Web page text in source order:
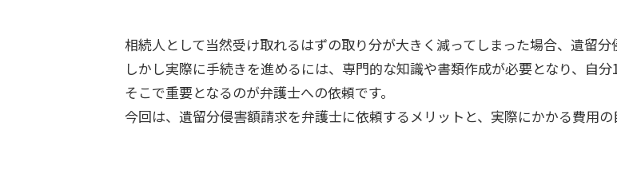
相続人として当然受け取れるはずの取り分が大きく減ってしまった場合、遺留分
しかし実際に手続きを進めるには、専門的な知識や書類作成が必要となり、自分
そこで重要となるのが弁護士への依頼です。
今回は、遺留分侵害額請求を弁護士に依頼するメリットと、実際にかかる費用の